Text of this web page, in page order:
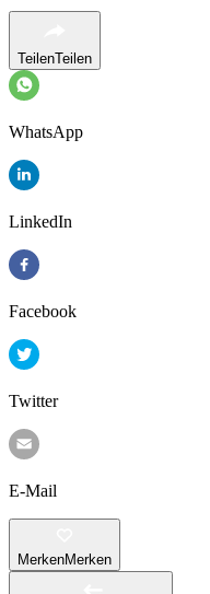
TeilenTeilen
WhatsApp
LinkedIn
Facebook
Twitter
E-Mail
MerkenMerken